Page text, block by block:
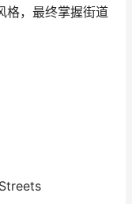
格，最终掌握街道